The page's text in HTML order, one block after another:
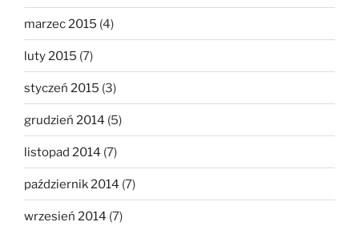
marzec 2015 (4)
luty 2015 (7)
styczeń 2015 (3)
grudzień 2014 (5)
listopad 2014 (7)
październik 2014 (7)
wrzesień 2014 (7)